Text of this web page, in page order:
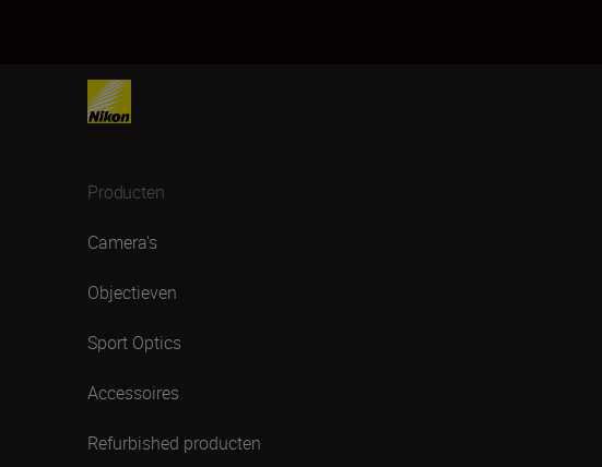
Producten
Camera's
Objectieven
Sport Optics
Accessoires
Refurbished producten